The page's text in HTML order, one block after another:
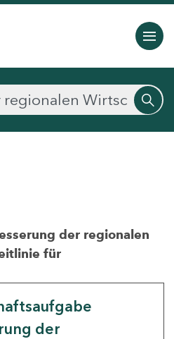
der regionalen
für
der